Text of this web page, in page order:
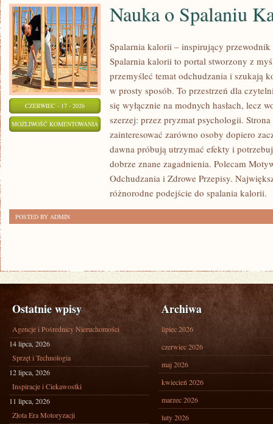
CZERWIEC - 17 - 2026
MOŻLIWOŚĆ KOMENTOWANIA NAUKA
SPALANIU
KALORII
Nauka o Spalaniu
Spalarnia kalorii – inspirujący przewodnik
Spalarnia kalorii to portal stworzony z
przemyśleć temat odchudzania i szukają
w prosty sposób. To przestrzeń dla
się wyłącznie na modnych hasłach, lecz
szerzej: przez pryzmat psychologii.
zainteresować zarówno osoby dopiero
dawna próbują utrzymać efekty i
dobrze znane zagadnienia. Polecam
Odchudzania i Zdrowe Przepisy.
różnorodne podejście do spalania kalorii.
POSTED BY ADMIN
Ostatnie wpisy
Agencje i Pośrednicy Nieruchomości
14 lipca, 2026
Sprzęt i Technologia
12 lipca, 2026
Inspiracje i Ciekawostki
11 lipca, 2026
Złota Era Motoryzacji
Archiwa
lipiec 2026
czerwiec 2026
maj 2026
kwiecień 2026
marzec 2026
luty 2026